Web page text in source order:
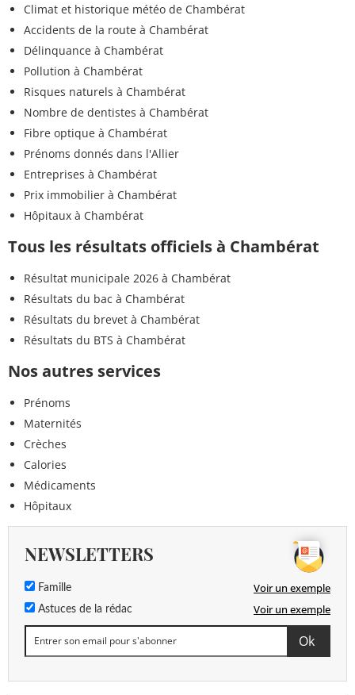
Climat et historique météo de Chambérat
Accidents de la route à Chambérat
Délinquance à Chambérat
Pollution à Chambérat
Risques naturels à Chambérat
Nombre de dentistes à Chambérat
Fibre optique à Chambérat
Prénoms donnés dans l'Allier
Entreprises à Chambérat
Prix immobilier à Chambérat
Hôpitaux à Chambérat
Tous les résultats officiels à Chambérat
Résultat municipale 2026 à Chambérat
Résultats du bac à Chambérat
Résultats du brevet à Chambérat
Résultats du BTS à Chambérat
Nos autres services
Prénoms
Maternités
Crèches
Calories
Médicaments
Hôpitaux
NEWSLETTERS
Famille Voir un exemple
Astuces de la rédac Voir un exemple